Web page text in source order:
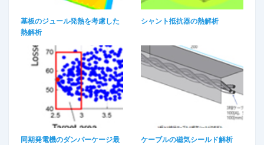
基板のジュール発熱を考慮した
熱解析
シャント抵抗器の熱解析
同期発電機のダンパーケージ最
ケーブルの磁気シールド解析​